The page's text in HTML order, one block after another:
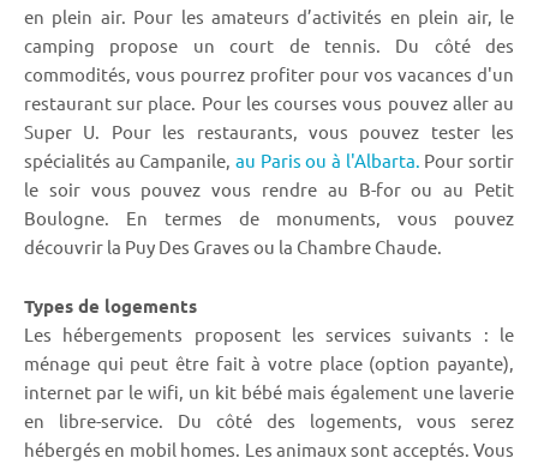
en plein air. Pour les amateurs d’activités en plein air, le
camping propose un court de tennis. Du côté des
commodités, vous pourrez profiter pour vos vacances d'un
restaurant sur place. Pour les courses vous pouvez aller au
Super U. Pour les restaurants, vous pouvez tester les
spécialités au Campanile, au Paris ou à l'Albarta. Pour sortir
le soir vous pouvez vous rendre au B-for ou au Petit
Boulogne. En termes de monuments, vous pouvez
découvrir la Puy Des Graves ou la Chambre Chaude.
Types de logements
Les hébergements proposent les services suivants : le
ménage qui peut être fait à votre place (option payante),
internet par le wifi, un kit bébé mais également une laverie
en libre-service. Du côté des logements, vous serez
hébergés en mobil homes. Les animaux sont acceptés. Vous